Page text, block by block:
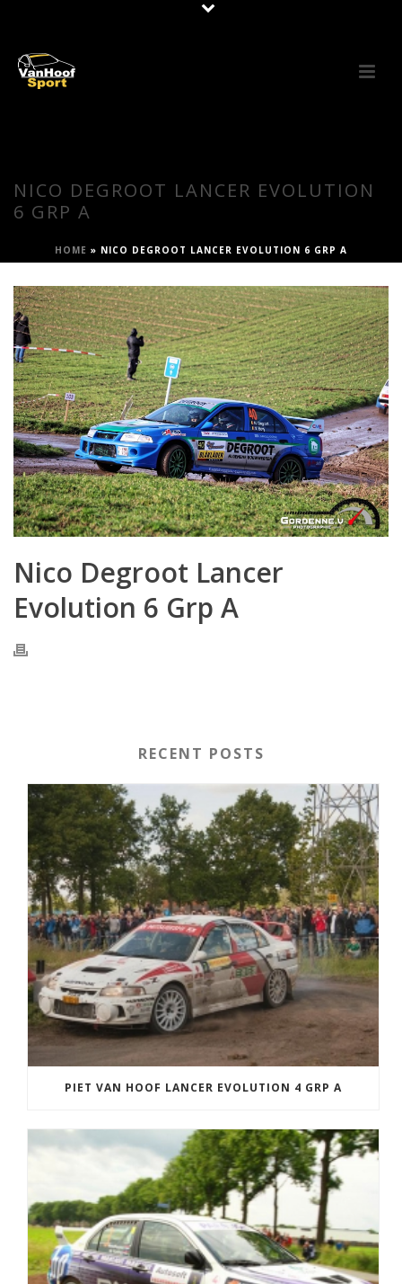
NICO DEGROOT LANCER EVOLUTION
6 GRP A
HOME » NICO DEGROOT LANCER EVOLUTION 6 GRP A
Nico Degroot Lancer
Evolution 6 Grp A
RECENT POSTS
PIET VAN HOOF LANCER EVOLUTION 4 GRP A